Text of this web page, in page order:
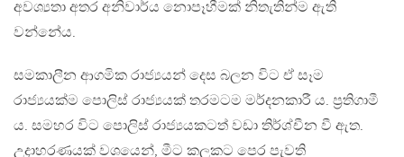
අවශ්‍යතා අතර අනිවාර්ය නොපෑහීමක් නිතැතින්ම ඇති
වන්නේය.
සමකාලීන ආගමික රාජ්‍යයන් දෙස බලන විට ඒ සෑම
රාජ්‍යයක්ම පොලිස් රාජ්‍යයක් තරමටම මර්දනකාරී ය. ප‍්‍රතිගාමී
ය. සමහර විට පොලිස් රාජ්‍යයකටත් වඩා තිර්ශ්චීන වී ඇත.
උදාහරණයක් වශයෙන්, මීට කලකට පෙර පැවති